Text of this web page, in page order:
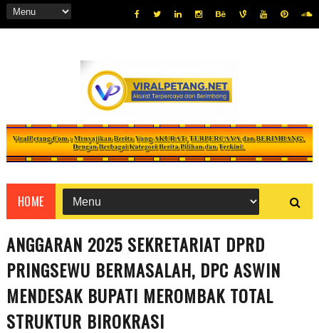
HOME
ANGGARAN 2025 SEKRETARIAT DPRD
PRINGSEWU BERMASALAH, DPC ASWIN
MENDESAK BUPATI MEROMBAK TOTAL
STRUKTUR BIROKRASI